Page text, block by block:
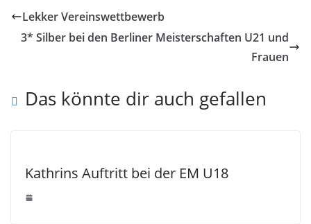
Lekker Vereinswettbewerb
3* Silber bei den Berliner Meisterschaften U21 und
Frauen
Das könnte dir auch gefallen
Kathrins Auftritt bei der EM U18